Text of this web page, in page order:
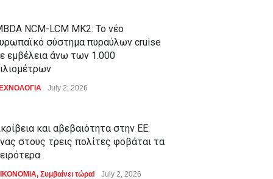
NCM-LCM MK2: Το νέο
σύστημα πυραύλων cruise
εμβέλεια άνω των 1.000
July 2, 2026
και αβεβαιότητα στην ΕΕ:
στους τρεις πολίτες φοβάται τα
, Συμβαίνει τώρα! July 2, 2026